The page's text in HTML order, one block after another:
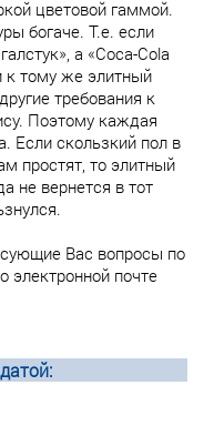
цветовой гаммой.
богаче. Т.е. если
а «Coca-Cola
к тому же элитный
требования к
Поэтому каждая
Если скользкий пол в
простят, то элитный
не вернется в тот
Вас вопросы по
электронной почте